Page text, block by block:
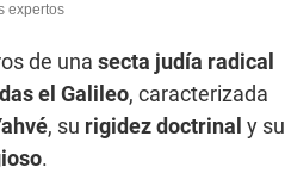
expertos
de una secta judía radical
el Galileo, caracterizada
, su rigidez doctrinal y su
.